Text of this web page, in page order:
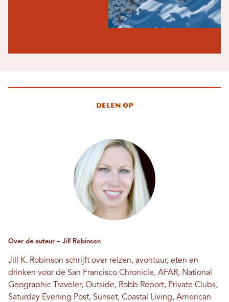
Delen op
Over de auteur – Jill Robinson
Jill K. Robinson schrijft over reizen, avontuur, eten en
drinken voor de San Francisco Chronicle, AFAR, National
Geographic Traveler, Outside, Robb Report, Private Clubs,
Saturday Evening Post, Sunset, Coastal Living, American